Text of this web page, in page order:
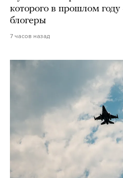
которого в прошлом году
блогеры
7 часов назад